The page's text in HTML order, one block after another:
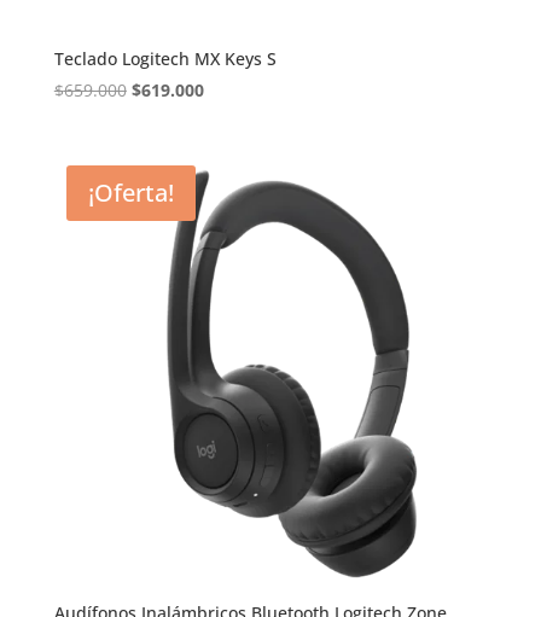
Teclado Logitech MX Keys S
$659.000 El
era:
$659.000.
$619.000El
es:
$619.000.
¡Oferta!